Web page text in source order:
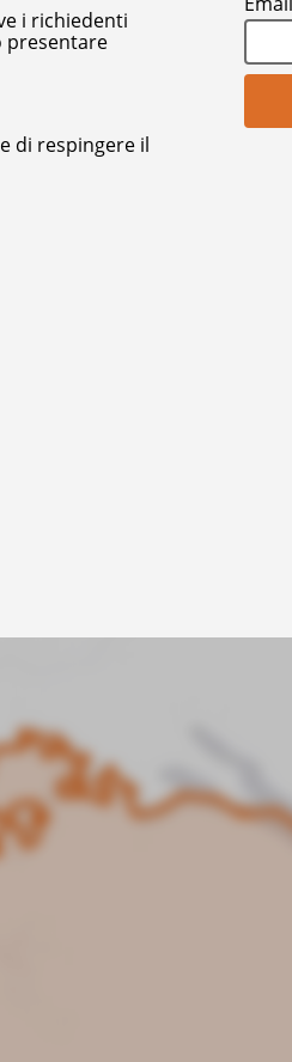
i richiedenti
presentare
di respingere il